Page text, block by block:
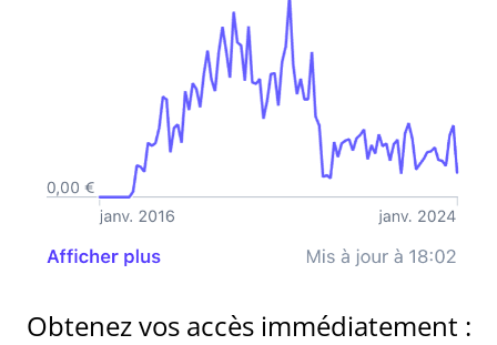
Obtenez vos accès immédiatement :